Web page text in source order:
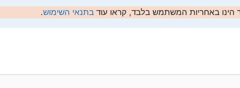
הינו באחריות המשתמש בלבד, קראו עוד בתנאי השימוש.